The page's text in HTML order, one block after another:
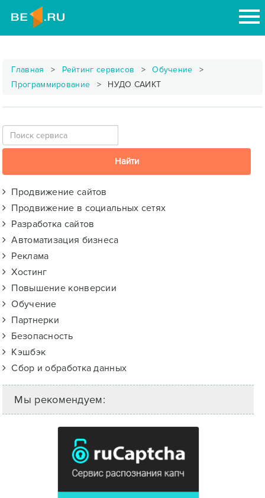
Главная Рейтинг сервисов
Обучение
Программирование
НУДО САИКТ
Продвижение сайтов
Продвижение в социальных сетях
Разработка сайтов
Автоматизация бизнеса
Реклама
Хостинг
Повышение конверсии
Обучение
Партнерки
Безопасность
Кэшбэк
Сбор и обработка данных
Мы рекомендуем: